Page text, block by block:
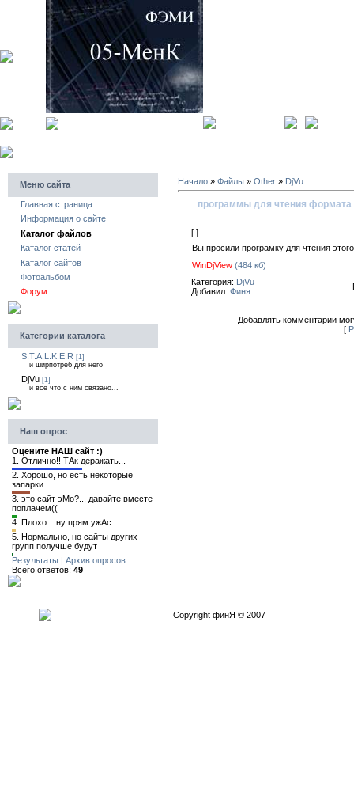
Меню сайта
Главная страница
Информация о сайте
Каталог файлов
Каталог статей
Каталог сайтов
Фотоальбом
Форум
Категории каталога
S.T.A.L.K.E.R [1]
и ширпотреб для него
DjVu [1]
и все что с ним связано...
Наш опрос
Оцените НАШ сайт :)
1. Отлично!! ТАк деражать...
2. Хорошо, но есть некоторые
запарки...
3. это сайт эМо?... давайте вместе
поплачем((
4. Плохо... ну прям ужАс
5. Нормально, но сайты других
групп получше будут
Результаты | Архив опросов
Всего ответов: 49
Начало » Файлы » Other » DjVu
программы для чтения формата
[ ]
Вы просили програмку для чтения
WinDjView (484 кб)
Категория: DjVu
Добавил: Финя
Добавлять комментарии
[
Copyright финЯ © 2007